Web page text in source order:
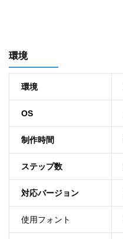
環境
環境
OS
制作時間
ステップ数
対応バージョン
使用フォント